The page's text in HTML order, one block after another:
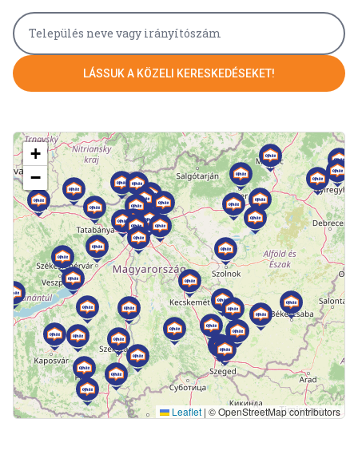
LÁSSUK A KÖZELI KERESKEDÉSEKET!
+
−
Leaflet | © OpenStreetMap contributors